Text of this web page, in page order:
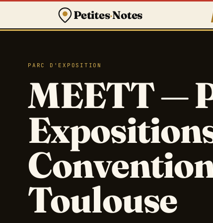
Petites·Notes
PARC D'EXPOSITION
MEETT —
Toulouse